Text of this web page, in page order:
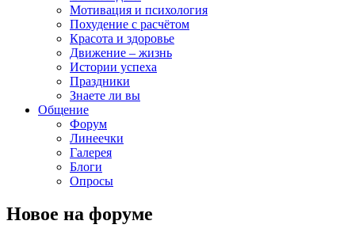
Мотивация и психология
Похудение с расчётом
Красота и здоровье
Движение – жизнь
Истории успеха
Праздники
Знаете ли вы
Общение
Форум
Линеечки
Галерея
Блоги
Опросы
Новое на форуме